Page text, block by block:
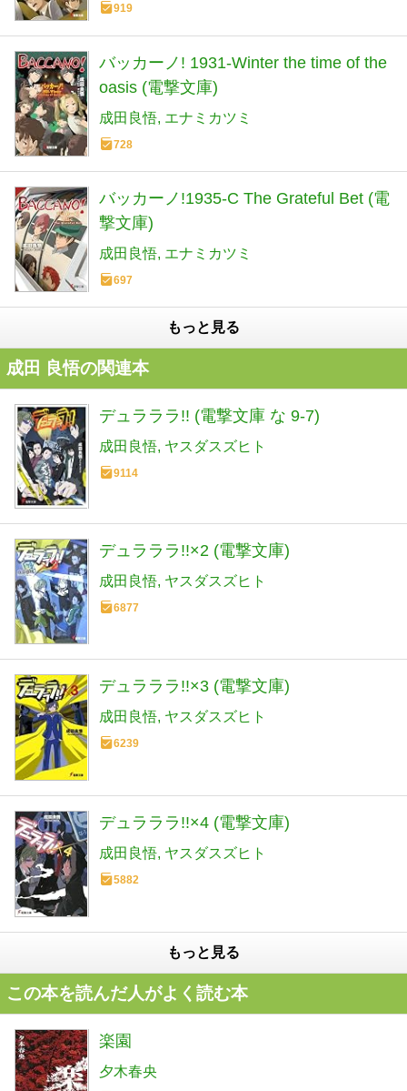
919
バッカーノ! 1931-Winter the time of the
oasis (電撃文庫)
成田良悟 エナミカツミ
728
バッカーノ!1935-C The Grateful Bet (電
撃文庫)
成田良悟 エナミカツミ
697
もっと見る
成田 良悟の関連本
デュラララ!! (電撃文庫 な 9-7)
成田良悟 ヤスダスズヒト
9114
デュラララ!!×2 (電撃文庫)
成田良悟 ヤスダスズヒト
6877
デュラララ!!×3 (電撃文庫)
成田良悟 ヤスダスズヒト
6239
デュラララ!!×4 (電撃文庫)
成田良悟 ヤスダスズヒト
5882
もっと見る
この本を読んだ人がよく読む本
楽園
夕木春央